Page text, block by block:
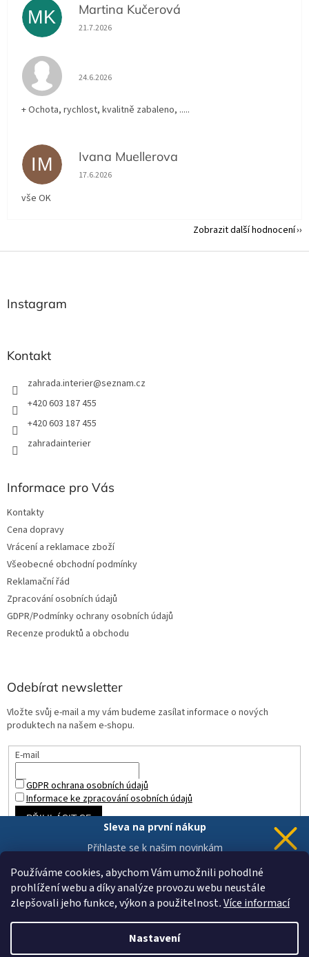
Používáme cookies, abychom Vám umožnili pohodlné
prohlížení webu a díky analýze provozu webu neustále
zlepšovali jeho funkce, výkon a použitelnost.Více informací
Nastavení
MK Martina Kučerová
Hodnocení obchodu je 5 z 5 hvězdiček.
21.7.2026
Hodnocení obchodu je 5 z 5 hvězdiček.
24.6.2026
+ Ochota, rychlost, kvalitně zabaleno, .....
IM Ivana Muellerova
Hodnocení obchodu je 5 z 5 hvězdiček.
17.6.2026
vše OK
Zobrazit další hodnocení
Z
Instagram
Kontakt
zahrada.interier@seznam.cz
+420 603 187 455
+420 603 187 455
zahradainterier
Informace pro Vás
Kontakty
Cena dopravy
Vrácení a reklamace zboží
Všeobecné obchodní podmínky
Reklamační řád
Zpracování osobních údajů
GDPR/Podmínky ochrany osobních údajů
Recenze produktů a obchodu
Odebírat newsletter
Vložte svůj e-mail a my vám budeme zasílat informace o nových
produktech na našem e-shopu.
E-mail
GDPR ochrana osobních údajů
Informace ke zpracování osobních údajů
PŘIHLÁSIT SE
Vytvořil Shoptet
Sleva na první nákup
Přihlaste se k našim novinkám
Chci novinky a slevu
Vaše data jsou u nás v bezpečí.